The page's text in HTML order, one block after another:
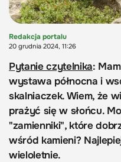
Redakcja portalu
20 grudnia 2024, 11:26
Pytanie czytelnika:
wystawa północna i
skalniaczek. Wiem, że
prażyć się w słońcu.
"zamienniki", które
wśród kamieni?
wieloletnie.